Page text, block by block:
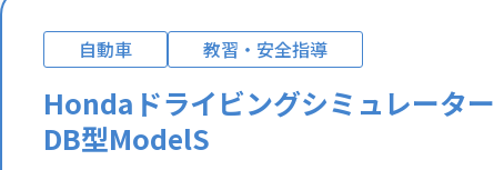
自動車 教習・安全指導
Hondaドライビングシミュレーター
DB型ModelS